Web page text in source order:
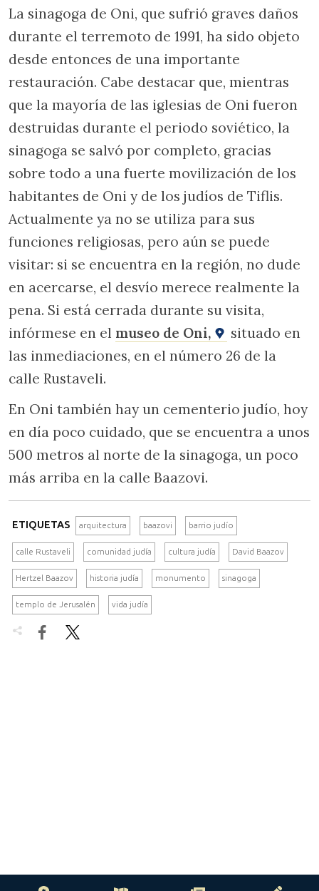
La sinagoga de Oni, que sufrió graves daños
durante el terremoto de 1991, ha sido objeto
desde entonces de una importante
restauración. Cabe destacar que, mientras
que la mayoría de las iglesias de Oni fueron
destruidas durante el periodo soviético, la
sinagoga se salvó por completo, gracias
sobre todo a una fuerte movilización de los
habitantes de Oni y de los judíos de Tiflis.
Actualmente ya no se utiliza para sus
funciones religiosas, pero aún se puede
visitar: si se encuentra en la región, no dude
en acercarse, el desvío merece realmente la
pena. Si está cerrada durante su visita,
infórmese en el museo de Oni,
situado en
las inmediaciones, en el número 26 de la
calle Rustaveli.
En Oni también hay un cementerio judío, hoy
en día poco cuidado, que se encuentra a unos
500 metros al norte de la sinagoga, un poco
más arriba en la calle Baazovi.
ETIQUETAS arquitectura baazovi barrio judío
calle Rustaveli comunidad judía cultura judía David Baazov
Hertzel Baazov historia judía monumento sinagoga
templo de Jerusalén vida judía
 